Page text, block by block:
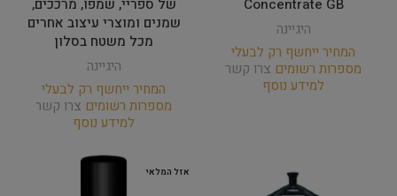
Concentrate GB
היגיינה
המחיר ייחשף רק לבעלי
מספרות רשומים צרו קשר
למידע נוסף
של ספריי, שמפו, מרככים,
שמנים ומוצרי עיצוב אחרים
מכל משטח בסלון
היגיינה
המחיר ייחשף רק לבעלי
מספרות רשומים צרו קשר
למידע נוסף
אזל המלאי